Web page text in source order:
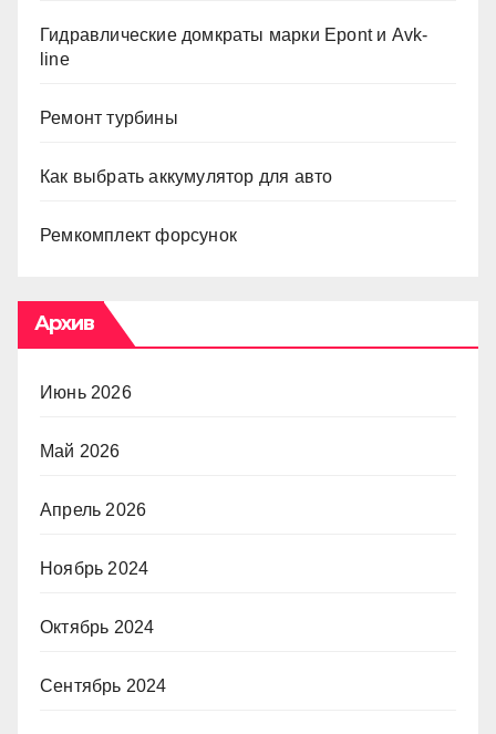
Гидравлические домкраты марки Epont и Avk-
line
Ремонт турбины
Как выбрать аккумулятор для авто
Ремкомплект форсунок
Архив
Июнь 2026
Май 2026
Апрель 2026
Ноябрь 2024
Октябрь 2024
Сентябрь 2024